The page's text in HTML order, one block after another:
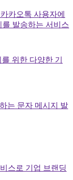
카오톡 사용자에
발송하는 서비스
위한 다양한 기
는 문자 메시지 발
스로 기업 브랜딩